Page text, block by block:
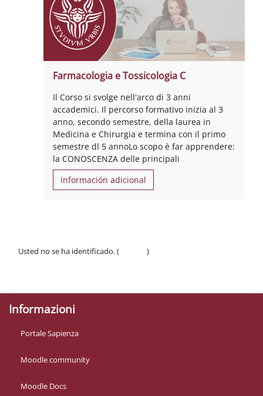
Farmacologia e Tossicologia C
Il Corso si svolge nell'arco di 3 anni
accademici. Il percorso formativo inizia al 3
anno, secondo semestre, della laurea in
Medicina e Chirurgia e termina con il primo
semestre dl 5 annoLo scopo è far apprendere:
la CONOSCENZA delle principali
Información adicional
Usted no se ha identificado. (
)
Informazioni
Portale Sapienza
Moodle community
Moodle Docs